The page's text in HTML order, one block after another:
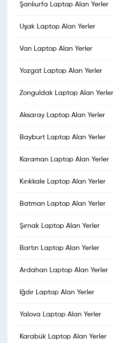
Şanlıurfa Laptop Alan Yerler
Uşak Laptop Alan Yerler
Van Laptop Alan Yerler
Yozgat Laptop Alan Yerler
Zonguldak Laptop Alan Yerler
Aksaray Laptop Alan Yerler
Bayburt Laptop Alan Yerler
Karaman Laptop Alan Yerler
Kırıkkale Laptop Alan Yerler
Batman Laptop Alan Yerler
Şırnak Laptop Alan Yerler
Bartın Laptop Alan Yerler
Ardahan Laptop Alan Yerler
Iğdır Laptop Alan Yerler
Yalova Laptop Alan Yerler
Karabük Laptop Alan Yerler